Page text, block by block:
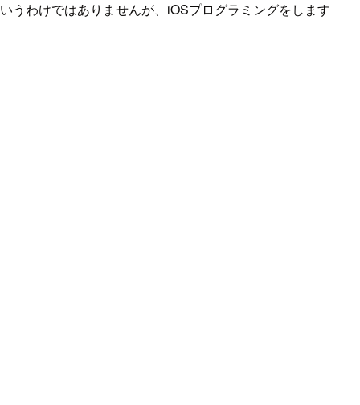
うわけではありませんが、iOSプログラミングをします